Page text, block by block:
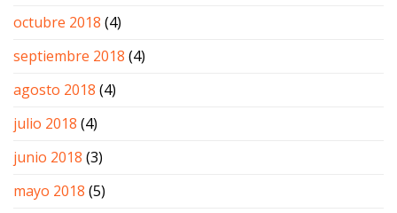
octubre 2018 (4)
septiembre 2018 (4)
agosto 2018 (4)
julio 2018 (4)
junio 2018 (3)
mayo 2018 (5)